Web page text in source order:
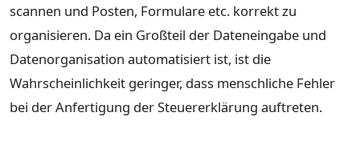
scannen und Posten, Formulare etc. korrekt zu
organisieren. Da ein Großteil der Dateneingabe und
Datenorganisation automatisiert ist, ist die
Wahrscheinlichkeit geringer, dass menschliche Fehler
bei der Anfertigung der Steuererklärung auftreten.